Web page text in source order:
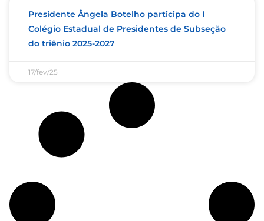
Presidente Ângela Botelho participa do I
Colégio Estadual de Presidentes de Subseção
do triênio 2025-2027
17/fev/25